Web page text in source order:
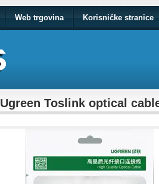
Web trgovina Korisničke stranice
Ugreen Toslink optical